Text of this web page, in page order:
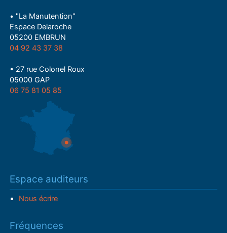
• "La Manutention"
Espace Delaroche
05200 EMBRUN
04 92 43 37 38
• 27 rue Colonel Roux
05000 GAP
06 75 81 05 85
Espace auditeurs
Nous écrire
Fréquences